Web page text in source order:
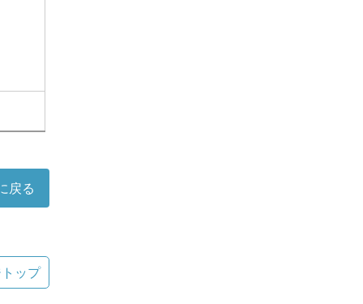
戻る
ップ